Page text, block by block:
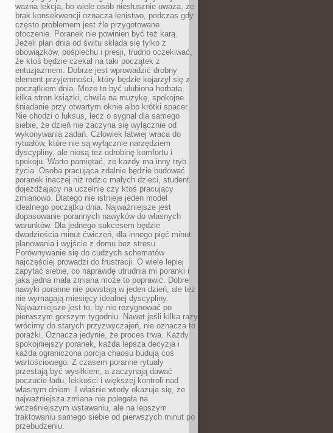
ważna lekcja, bo wiele osób niesłusznie uważa, że
brak konsekwencji oznacza lenistwo, podczas gdy
często problemem jest źle przygotowane
otoczenie. Poranek nie powinien być też karą.
Jeżeli plan dnia od świtu składa się tylko z
obowiązków, pośpiechu i presji, trudno oczekiwać,
że ktoś będzie czekał na taki początek z
entuzjazmem. Dobrze jest wprowadzić drobny
element przyjemności, który będzie kojarzył się z
początkiem dnia. Może to być ulubiona herbata,
kilka stron książki, chwila na muzykę, spokojne
śniadanie przy otwartym oknie albo krótki spacer.
Nie chodzi o luksus, lecz o sygnał dla samego
siebie, że dzień nie zaczyna się wyłącznie od
wykonywania zadań. Człowiek łatwiej wraca do
rytuałów, które nie są wyłącznie narzędziem
dyscypliny, ale niosą też odrobinę komfortu i
spokoju. Warto pamiętać, że każdy ma inny tryb
życia. Osoba pracująca zdalnie będzie budować
poranek inaczej niż rodzic małych dzieci, student
dojeżdżający na uczelnię czy ktoś pracujący
zmianowo. Dlatego nie istnieje jeden model
idealnego początku dnia. Najważniejsze jest
dopasowanie porannych nawyków do własnych
warunków. Dla jednego sukcesem będzie
dwadzieścia minut ćwiczeń, dla innego pięć minut
planowania i wyjście z domu bez stresu.
Porównywanie się do cudzych schematów
najczęściej prowadzi do frustracji. O wiele lepiej
zapytać siebie, co naprawdę utrudnia mi poranki i
jaka jedna mała zmiana może to poprawić. Dobre
nawyki poranne nie powstają w jeden dzień, ale też
nie wymagają miesięcy idealnej dyscypliny.
Najważniejsze jest to, by nie rezygnować po
pierwszym gorszym tygodniu. Nawet jeśli kilka razy
wrócimy do starych przyzwyczajeń, nie oznacza to
porażki. Oznacza jedynie, że proces trwa. Każdy
spokojniejszy poranek, każda lepsza decyzja i
każda ograniczona porcja chaosu budują coś
wartościowego. Z czasem poranne rytuały
przestają być wysiłkiem, a zaczynają dawać
poczucie ładu, lekkości i większej kontroli nad
własnym dniem. I właśnie wtedy okazuje się, że
najważniejsza zmiana nie polegała na
wcześniejszym wstawaniu, ale na lepszym
traktowaniu samego siebie od pierwszych minut po
przebudzeniu.